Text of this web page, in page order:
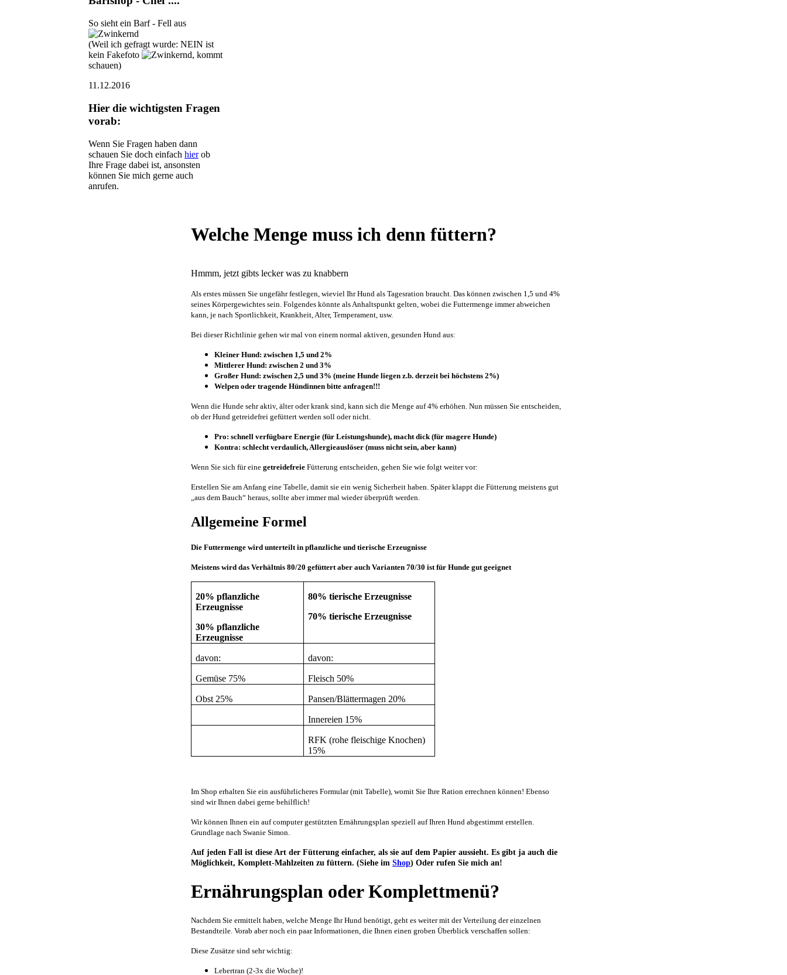
So sieht ein Barf - Fell aus
(Weil ich gefragt wurde: NEIN ist
kein Fakefoto
, kommt
schauen)
11.12.2016
Hier die wichtigsten Fragen
vorab:
Wenn Sie Fragen haben dann
schauen Sie doch einfach hierob
Ihre Frage dabei ist, ansonsten
können Sie mich gerne auch
anrufen.
Welche Menge muss ich denn füttern?
Hmmm, jetzt gibts lecker was zu knabbern
Als erstes müssen Sie ungefähr festlegen, wieviel Ihr Hund als Tagesration braucht. Das können zwischen 1,5 und 4%
seines Körpergewichtes sein. Folgendes könnte als Anhaltspunkt gelten, wobei die Futtermenge immer abweichen
kann, je nach Sportlichkeit, Krankheit, Alter, Temperament, usw.
Bei dieser Richtlinie gehen wir mal von einem normal aktiven, gesunden Hund aus:
Kleiner Hund: zwischen 1,5 und 2%
Mittlerer Hund: zwischen 2 und 3%
Großer Hund: zwischen 2,5 und 3% (meine Hunde liegen z.b. derzeit bei höchstens 2%)
Welpen oder tragende Hündinnen bitte anfragen!!!
Wenn die Hunde sehr aktiv, älter oder krank sind, kann sich die Menge auf 4% erhöhen. Nun müssen Sie entscheiden,
ob der Hund getreidefrei gefüttert werden soll oder nicht.
Pro: schnell verfügbare Energie (für Leistungshunde), macht dick (für magere Hunde)
Kontra: schlecht verdaulich, Allergieauslöser (muss nicht sein, aber kann)
Wenn Sie sich für eine getreidefreie Fütterung entscheiden, gehen Sie wie folgt weiter vor:
Erstellen Sie am Anfang eine Tabelle, damit sie ein wenig Sicherheit haben. Später klappt die Fütterung meistens gut
„aus dem Bauch“ heraus, sollte aber immer mal wieder überprüft werden.
Allgemeine Formel
Die Futtermenge wird unterteilt in pflanzliche und tierische Erzeugnisse
Meistens wird das Verhältnis 80/20 gefüttert aber auch Varianten 70/30 ist für Hunde gut geeignet
20% pflanzliche
Erzeugnisse
30% pflanzliche
Erzeugnisse
80% tierische Erzeugnisse
70% tierische Erzeugnisse
davon: davon:
Gemüse 75% Fleisch 50%
Obst 25% Pansen/Blättermagen 20%
Innereien 15%
RFK (rohe fleischige Knochen)
15%
Im Shop erhalten Sie ein ausführlicheres Formular (mit Tabelle), womit Sie Ihre Ration errechnen können! Ebenso
sind wir Ihnen dabei gerne behilflich!
Wir können Ihnen ein auf computer gestützten Ernährungsplan speziell auf Ihren Hund abgestimmt erstellen.
Grundlage nach Swanie Simon.
Auf jeden Fall ist diese Art der Fütterung einfacher, als sie auf dem Papier aussieht. Es gibt ja auch die
Möglichkeit, Komplett-Mahlzeiten zu füttern. (Siehe im Shop) Oder rufen Sie mich an!
Ernährungsplan oder Komplettmenü?
Nachdem Sie ermittelt haben, welche Menge Ihr Hund benötigt, geht es weiter mit der Verteilung der einzelnen
Bestandteile. Vorab aber noch ein paar Informationen, die Ihnen einen groben Überblick verschaffen sollen:
Diese Zusätze sind sehr wichtig:
Lebertran (2-3x die Woche)!